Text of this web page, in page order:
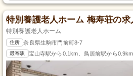
特別養護老人ホーム 梅寿荘の求
特別養護老人ホーム
住所 奈良県生駒市門前町8-7
最寄駅 宝山寺駅から0.1km、鳥居前駅から